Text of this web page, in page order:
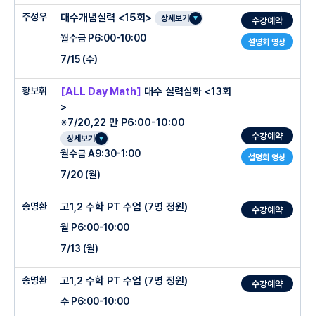
1주차 : [공통수학2] 01. 점과 좌표
5주차 : [공통수학2] 05. 집합
[공통수학2] 06. 명제
[공통수학2] 07. 절대부등식
[공통수학2] 08. 함수의 정의 및 그래프
[공통수학2] 09. 합성함수와 역함수
10주차 :[공통수학2] 10. 유리함수와 무리함수
○ 주차별 진도계획
1주차 : 지수와 로그
상용로그
3주차 : 지수/로그 방정식과 부등식
지수/로그 함수
삼각함수의 정의
삼각함수의 그래프
사인법칙과 코사인 법칙
8주차 :삼각함수와 도형
9 주차 : 삼각함수의 응용
여러가지수열
12주차 : 수학적귀납법
-문항 조건이 낯설게 변형되어 출제되더라도 당황하지 않고 스스로 실마리를 찾아내도
○ 관리 프로그램
전 회차 핵심 개념 및 필수 유형 변형 문제를 엄격하게 테스트하고 실시간으로 성적 데
-관우T 주간지 제공
-1:1 인과성 완전학습 클리닉
일일 테스트 미통과자 및 과제 미이행자 당일 필수 참여 대상
-틀린 문항에 대해 학생이 풀이의 근거를 조교 앞에서 직접 구두로 설명하여 정당성을
완벽히 입증해야 귀가하는 '책임 케어제'를 가동
-실시간 모바일 학부모 대시보드 운영
파편화된 문자 통보 시스템을 탈피하여 자체 포털 홈페이지를 운영
까다로운 함수 그래프 문제를 기하학적으로 단순화
학교 내신 및 모의고사 출제 원리를 꿰뚫는 '실전형 조건 해석기술'을 전수
-내신 변별력을 가르는 준킬러·킬러 문항 집중 공략
출제되는 상위권 변별력 문항(준킬러)에 대한 문제 해결력을 극대화
○ 관리 프로그램
-수업 전 일일 테스트 (1시간)
전 회차 핵심 개념 및 필수 유형 변형 문제를 엄격하게 테스트하고 실시간으로 성적 데
매일 10문항, 주 70문항의 정교한 과제 시스템을 운영하며 조교가 이행도를 밀착 검사
-1:1 인과성 완전학습 클리닉
일일 테스트 미통과자 및 과제 미이행자 당일 필수 참여 대상
틀린 문항에 대해 학생이 풀이의 근거를 조교 앞에서 직접 구두로 설명하여 정당성을 완
벽히 입증해야 귀가하는 '책임 케어제'를 가동
-실시간 모바일 학부모 대시보드 운영
○ 수업특징
-공통수학2 선행을 진행 하였지만 개념의 정리가 안된 학생을 대상으로 진행을 하는
후 심화유형정리를 통해서 모의고사4점 및 내신기출 문항 풀이까지 완성하는 수업
-기본적인 개념 문항 중 핵심적으로 알아야 하는 문항풀이 40%진행
-실력수준으로 출제가 이뤄지는 문항풀이 60%진행
-개념문항부터 실력문항의 괴리감 없는 풀이가 만들어지도록정확한 유형정리를 통해
○ 관리 프로그램
-매수업 복습테스트 10문항 진행
-과제: 5개년 모의고사&8학군 내신기출문항
-수업 후 클리닉에서 오답완료까지 마무리 진행.
-all day math 프로그램으로 매 수업이후 클리닉(강사직접진행)
주성우
설명회 영상
대수개념실력 <15회> 상세보기
월수금 P6:00-10:00
7/15 (수)
수강예약
○ 수업특징
-대수 선행을 진행 하였지만 개념의 정리가 안된 학생을 대상
-대수를 처음 진행하는 학생 대상
-대수단원의 특정단원의 문제풀이를 힘들어하는 단계를 개념정리와 심화유형정리를
-기본적인 개념 문항 중 핵심적으로 알아야 하는 문항풀이 40%진행
-실력수준으로 출제가 이뤄지는 문항풀이 60%진행
-개념문항부터 실력문항의 괴리감 없는 풀이가 만들어지도록정확한 유형정리를 통해
○ 관리프로그램
황보휘
설명회 영상
[ALL Day Math] 대수 실력심화 <13회
>
※7/20,22 만 P6:00-10:00
상세보기
월수금 A9:30-1:00
7/20 (월)
수강예약
황보휘T, 반포세정 전격 출강!
상위권에 날개를 달아주는 가[휘]드 라인!
송명환 고1,2 수학 PT 수업 (7명 정원)
월 P6:00-10:00
7/13 (월)
수강예약
송명환 고1,2 수학 PT 수업 (7명 정원)
수 P6:00-10:00
수강예약